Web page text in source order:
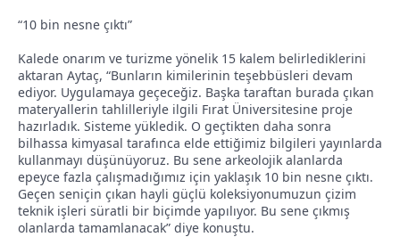
“10 bin nesne çıktı”
Kalede onarım ve turizme yönelik 15 kalem belirlediklerini
aktaran Aytaç, “Bunların kimilerinin teşebbüsleri devam
ediyor. Uygulamaya geçeceğiz. Başka taraftan burada çıkan
materyallerin tahlilleriyle ilgili Fırat Üniversitesine proje
hazırladık. Sisteme yükledik. O geçtikten daha sonra
bilhassa kimyasal tarafınca elde ettiğimiz bilgileri yayınlarda
kullanmayı düşünüyoruz. Bu sene arkeolojik alanlarda
epeyce fazla çalışmadığımız için yaklaşık 10 bin nesne çıktı.
Geçen seniçin çıkan hayli güçlü koleksiyonumuzun çizim
teknik işleri süratli bir biçimde yapılıyor. Bu sene çıkmış
olanlarda tamamlanacak” diye konuştu.